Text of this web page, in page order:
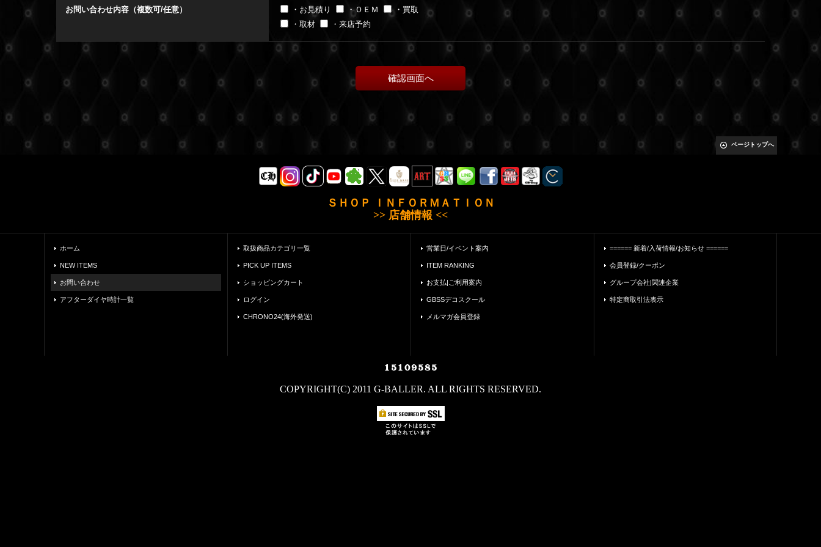
お問い合わせ内容（複数可/任意）
・お見積り
・ＯＥＭ
・買取
・取材
・来店予約
ページトップへ
ＳＨＯＰ ＩＮＦＯＲＭＡＴＩＯＮ
>> 店舗情報 <<
ホーム
NEW ITEMS
お問い合わせ
アフターダイヤ時計一覧
取扱商品カテゴリ一覧
PICK UP ITEMS
ショッピングカート
ログイン
CHRONO24(海外発送)
営業日/イベント案内
ITEM RANKING
お支払|ご利用案内
GBSSデコスクール
メルマガ会員登録
====== 新着/入荷情報/お知らせ ======
会員登録/クーポン
グループ会社|関連企業
特定商取引法表示
COPYRIGHT(C) 2011 G-BALLER. ALL RIGHTS RESERVED.